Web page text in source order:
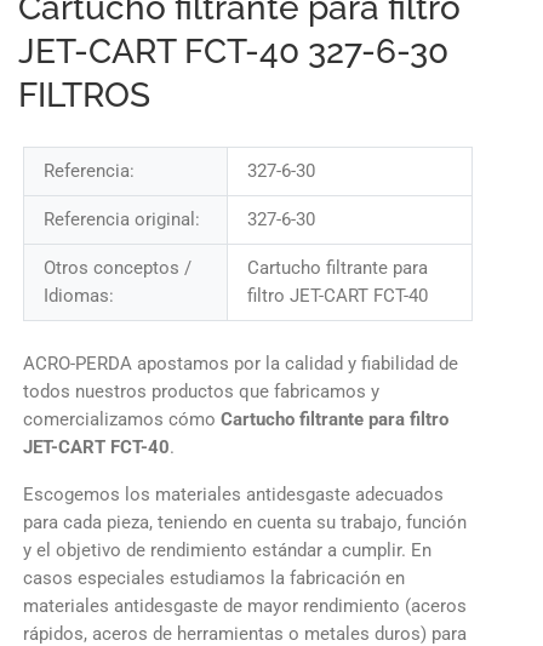
JET-CART FCT-40 327-6-30
FILTROS
Referencia: 327-6-30
Referencia original: 327-6-30
Otros conceptos /
Idiomas:
Cartucho filtrante para
filtro JET-CART FCT-40
ACRO-PERDA apostamos por la calidad y fiabilidad de
todos nuestros productos que fabricamos y
comercializamos cómo Cartucho filtrante para filtro
JET-CART FCT-40.
Escogemos los materiales antidesgaste adecuados
para cada pieza, teniendo en cuenta su trabajo, función
y el objetivo de rendimiento estándar a cumplir. En
casos especiales estudiamos la fabricación en
materiales antidesgaste de mayor rendimiento (aceros
rápidos, aceros de herramientas o metales duros) para